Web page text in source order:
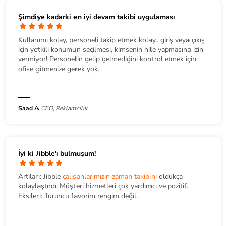
Şimdiye kadarki en iyi devam takibi uygulaması
Kullanımı kolay, personeli takip etmek kolay.. giriş veya çıkış
için yetkili konumun seçilmesi, kimsenin hile yapmasına izin
vermiyor! Personelin gelip gelmediğini kontrol etmek için
ofise gitmenize gerek yok.
Saad A CEO, Reklamcılık
İyi ki Jibble'ı bulmuşum!
Artıları: Jibble çalışanlarımızın zaman takibini oldukça
kolaylaştırdı. Müşteri hizmetleri çok yardımcı ve pozitif.
Eksileri: Turuncu favorim rengim değil.